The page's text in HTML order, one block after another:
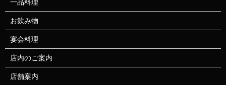
お飲み物
宴会料理
店内のご案内
店舗案内